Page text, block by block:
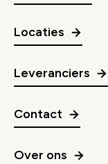
Locaties
Leveranciers
Contact
Over ons